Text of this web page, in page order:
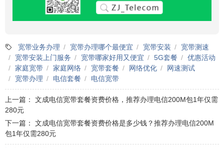
宽带业务办理 宽带办理哪个最便宜 宽带安装
宽带测速
宽带安装上门服务
宽带哪家好用又便宜 5G套餐
优惠活动
家庭宽带
家庭网络 宽带套餐 网络优化
网速测试
宽带办理
电信套餐 电信宽带
上一篇： 文成电信宽带套餐资费价格，推荐办理电信200M包1年仅需
280元
下一篇： 文成电信宽带套餐资费价格是多少钱？推荐办理电信200M
包1年仅需280元